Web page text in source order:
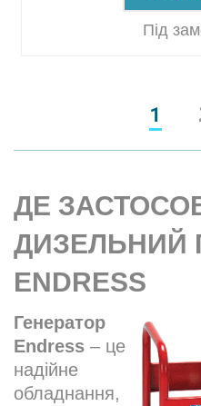
Під
1
ДЕ
ДИЗЕЛЬНИЙ
ENDRESS
Генератор
Endress – це
надійне
обладнання,